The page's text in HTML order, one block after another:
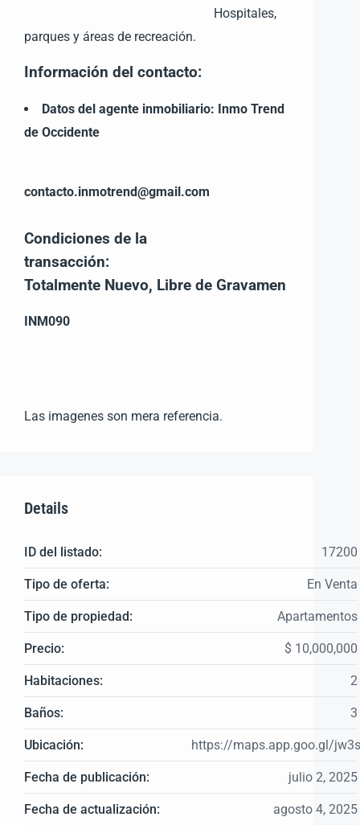
Hospitales,
parques y áreas de recreación.
Información del contacto:
Datos del agente inmobiliario: Inmo Trend
de Occidente
contacto.inmotrend@gmail.com
Condiciones de la
transacción:
Totalmente Nuevo, Libre de Gravamen
INM090
Las imagenes son mera referencia.
Details
ID del listado: 17200
Tipo de oferta: En Venta
Tipo de propiedad: Apartamentos
Precio: $ 10,000,000
Habitaciones: 2
Baños: 3
Ubicación: https://maps.app.goo.gl/
Fecha de publicación: julio 2, 2025
Fecha de actualización: agosto 4, 2025